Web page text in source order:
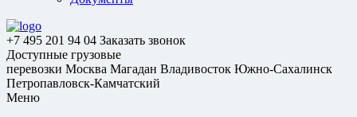
+7 495 201 94 04 Заказать звонок
Доступные грузовые
перевозки Москва Магадан Владивосток Южно-Сахалинск
Петропавловск-Камчатский
Меню